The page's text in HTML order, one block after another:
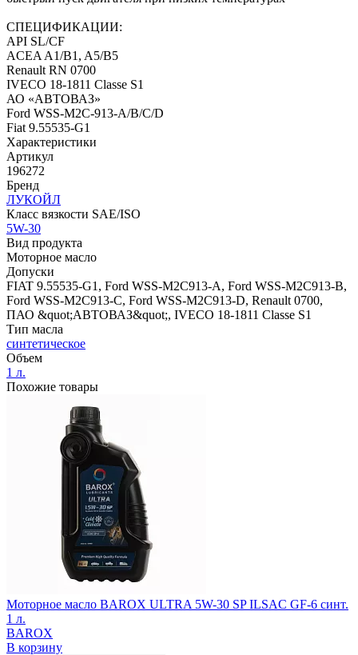
СПЕЦИФИКАЦИИ:
API SL/CF
ACEA A1/B1, A5/B5
Renault RN 0700
IVECO 18-1811 Classe S1
АО «АВТОВАЗ»
Ford WSS-M2C-913-A/B/C/D
Fiat 9.55535-G1
Характеристики
Артикул
196272
Бренд
ЛУКОЙЛ
Класс вязкости SAE/ISO
5W-30
Вид продукта
Моторное масло
Допуски
FIAT 9.55535-G1, Ford WSS-M2C913-A, Ford WSS-M2C913-B,
Ford WSS-M2C913-C, Ford WSS-M2C913-D, Renault 0700,
ПАО &quot;АВТОВАЗ&quot;, IVECO 18-1811 Classe S1
Тип масла
синтетическое
Объем
1 л.
Похожие товары
Моторное масло BAROX ULTRA 5W-30 SP ILSAC GF-6 синт.
1 л.
BAROX
В корзину